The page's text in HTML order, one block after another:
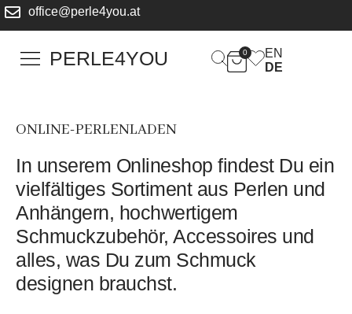
office@perle4you.at
PERLE4YOU 0
EN
DE
ONLINE-PERLENLADEN
In unserem Onlineshop findest Du ein
vielfältiges Sortiment aus Perlen und
Anhängern, hochwertigem
Schmuckzubehör, Accessoires und
alles, was Du zum Schmuck
designen brauchst.